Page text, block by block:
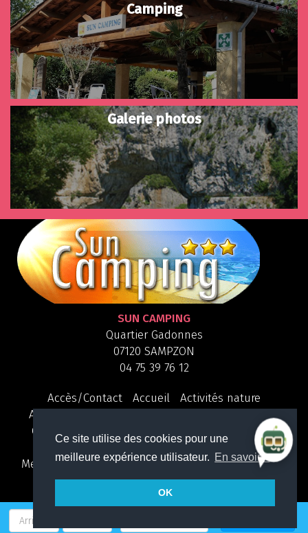
Ce site utilise des cookies pour une
meilleure expérience utilisateur. En savoir +
OK
Camping
Galerie photos
SUN CAMPING
Quartier Gadonnes
07120 SAMPZON
04 75 39 76 12
Accès/Contact Accueil
Activités nature
Assurance annulation
Camping
Galerie photos
Hygiene et sécurité
la piscine
Les marchés en Ardèche
Mentions légales
Plan du site Sorties
Sur Place
Tourisme
Trouver un camping en France
zAccueil
Accès/Contact